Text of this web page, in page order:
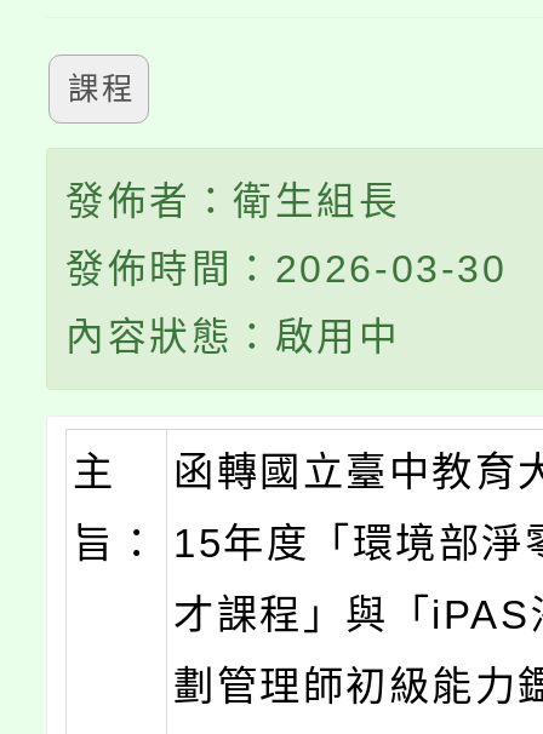
課程
發佈者：衛生組長
發佈時間：2026-03-30
內容狀態：啟用中
主
旨：
函轉國立臺中教育
15年度「環境部淨
才課程」與「iPAS
劃管理師初級能力